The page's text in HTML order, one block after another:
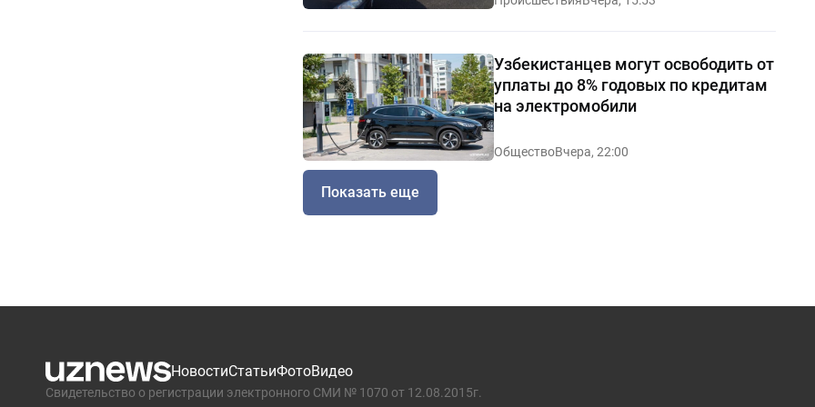
Узбекистанцев могут освободить от
уплаты до 8% годовых по кредитам
на электромобили
ОбществоВчера, 22:00
Показать еще
НовостиСтатьиФотоВидео
Свидетельство о регистрации электронного СМИ № 1070 от 12.08.2015г.